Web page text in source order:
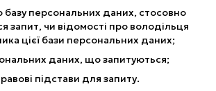
базу персональних даних, стосовно
запит, чи відомості про володільця
цієї бази персональних даних;
даних, що запитуються;
підстави для запиту.